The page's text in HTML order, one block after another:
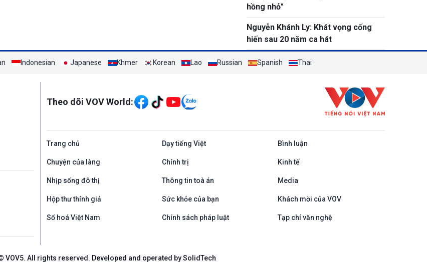
hồng nhỏ"
Nguyễn Khánh Ly: Khát vọng cống
hiến sau 20 năm ca hát
Indonesian Japanese Khmer Korean Lao Russian Spanish Thai
Theo dõi VOV World:
Trang chủ Dạy tiếng Việt Bình luận
Chuyện của làng Chính trị Kinh tế
Nhịp sống đô thị Thông tin toà án Media
Hộp thư thính giả Sức khỏe của bạn Khách mời của VOV
Số hoá Việt Nam Chính sách pháp luật Tạp chí văn nghệ
VOV5. All rights reserved. Developed and operated by SolidTech